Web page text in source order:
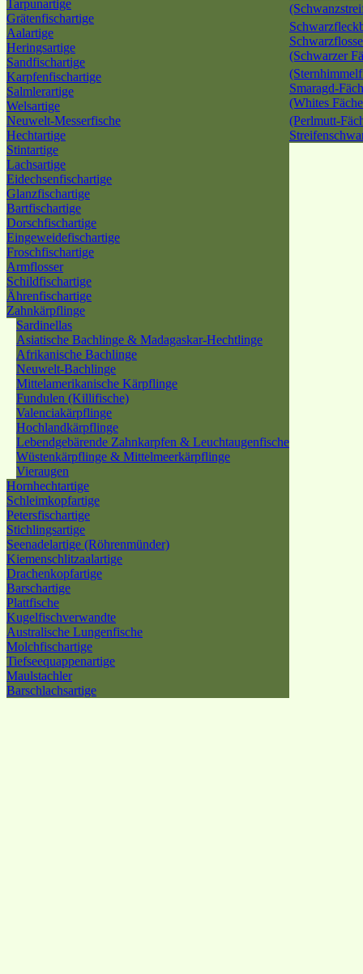
Tarpunartige
Grätenfischartige
Aalartige
Heringsartige
Sandfischartige
Karpfenfischartige
Salmlerartige
Welsartige
Neuwelt-Messerfische
Hechtartige
Stintartige
Lachsartige
Eidechsenfischartige
Glanzfischartige
Bartfischartige
Dorschfischartige
Eingeweidefischartige
Froschfischartige
Armflosser
Schildfischartige
Ährenfischartige
Zahnkärpflinge
Sardinellas
Asiatische Bachlinge & Madagaskar-Hechtlinge
Afrikanische Bachlinge
Neuwelt-Bachlinge
Mittelamerikanische Kärpflinge
Fundulen (Killifische)
Valenciakärpflinge
Hochlandkärpflinge
Lebendgebärende Zahnkarpfen & Leuchtaugenfische
Wüstenkärpflinge & Mittelmeerkärpflinge
Vieraugen
Hornhechtartige
Schleimkopfartige
Petersfischartige
Stichlingsartige
Seenadelartige (Röhrenmünder)
Kiemenschlitzaalartige
Drachenkopfartige
Barschartige
Plattfische
Kugelfischverwandte
Australische Lungenfische
Molchfischartige
Tiefseequappenartige
Maulstachler
Barschlachsartige
(Schwarzer
Smaragd-
(Whites
(Perlmutt-